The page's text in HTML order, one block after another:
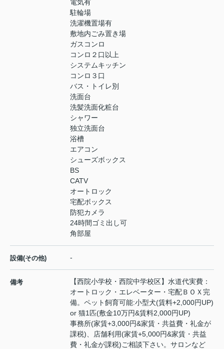
電気有
駐輪場
洗濯機置場有
敷地内ごみ置き場
ガスコンロ
コンロ２口以上
システムキッチン
コンロ３口
バス・トイレ別
洗面台
洗髪洗面化粧台
シャワー
独立洗面台
浴槽
エアコン
シューズボックス
BS
CATV
オートロック
宅配ボックス
防犯カメラ
24時間ゴミ出し可
角部屋
設備(その他) -
備考
【西院小学校・西院中学校区】水道代実費：
オートロック・エレベーター・宅配ＢＯＸ完
備。ペット飼育可能:小型犬(賃料+2,000円UP)
or 猫1匹(敷金10万円&賃料2,000円UP)
事務所(家賃+3,000円&家賃・共益費・礼金が
課税)、店舗利用(家賃+5,000円&家賃・共益
費・礼金が課税)ご相談下さい。サロンなど